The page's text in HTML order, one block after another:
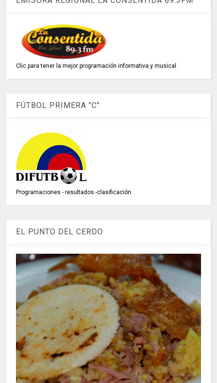
Clic para tener la mejor programación informativa y musical
FÚTBOL PRIMERA "C"
Programaciones - resultados -clasificación
EL PUNTO DEL CERDO